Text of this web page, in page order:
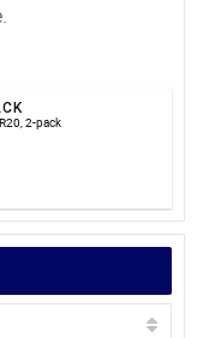
2-pack